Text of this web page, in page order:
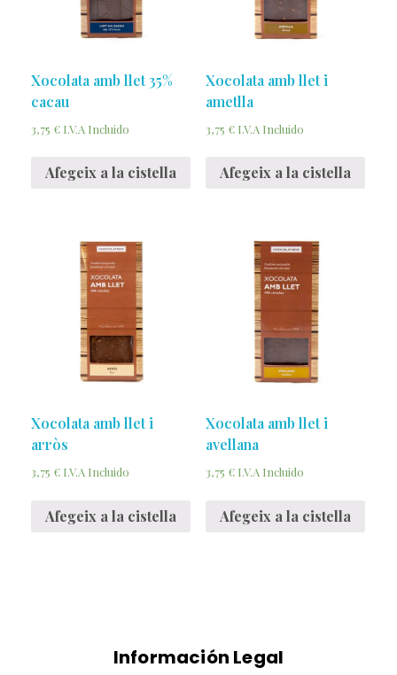
Xocolata amb llet 35%
cacau
3,75 € I.V.A Incluido
Afegeix a la cistella
Xocolata amb llet i
ametlla
3,75 € I.V.A Incluido
Afegeix a la cistella
Xocolata amb llet i
arròs
3,75 € I.V.A Incluido
Afegeix a la cistella
Xocolata amb llet i
avellana
3,75 € I.V.A Incluido
Afegeix a la cistella
Información Legal